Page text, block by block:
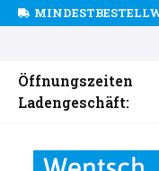
Öffnungszeiten
Ladengeschäft: